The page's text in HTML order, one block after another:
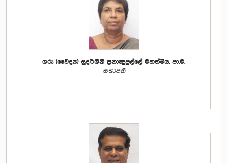
ගරු (වෛද්‍ය) සුදර්ශිනී ප්‍රනාන්‍දුපුල්ලේ මහත්මිය, පා.ම.
සභාපති